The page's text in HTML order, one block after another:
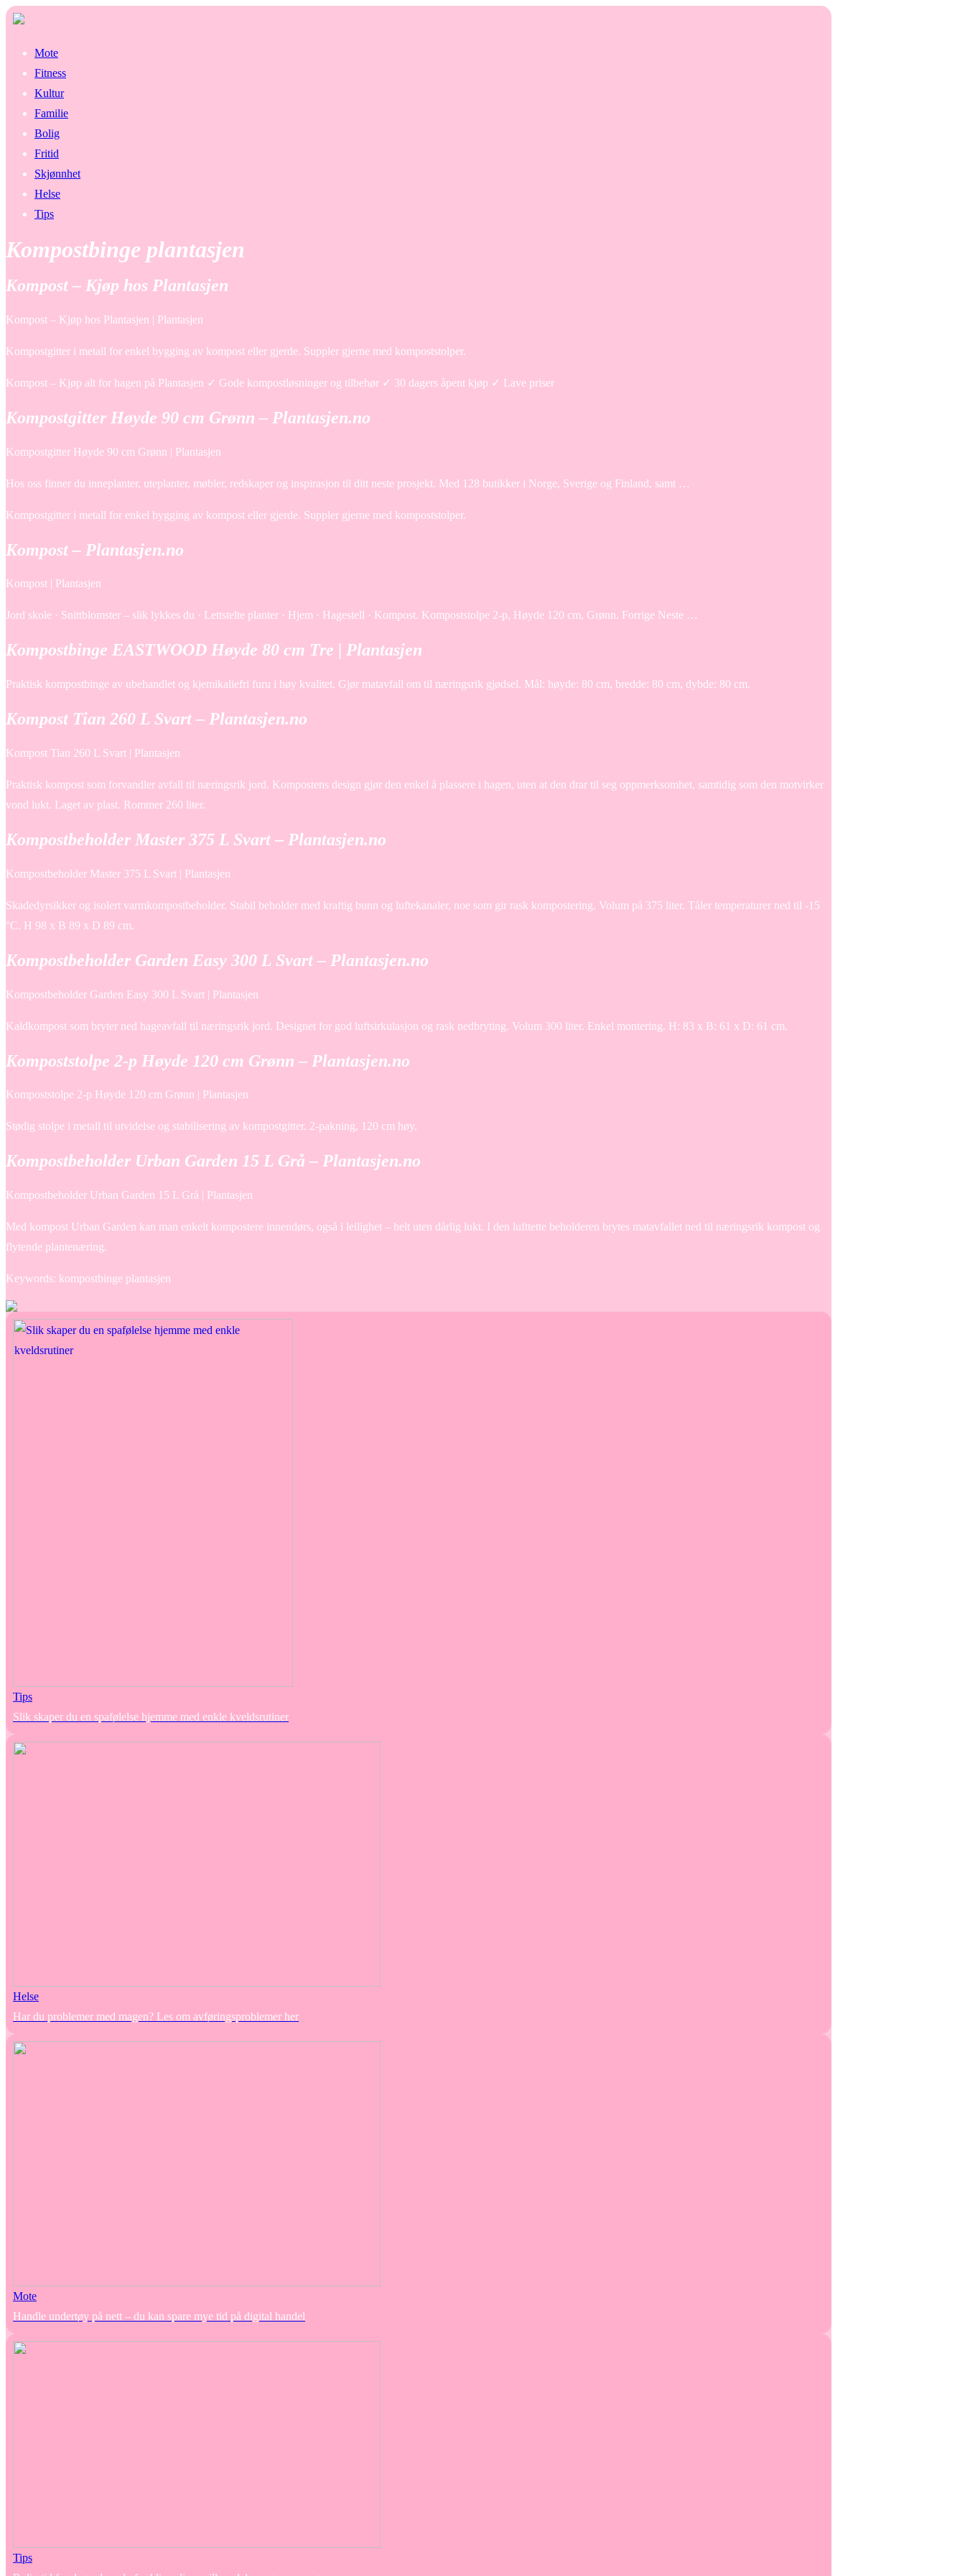
Mote
Fitness
Kultur
Familie
Bolig
Fritid
Skjønnhet
Helse
Tips
Kompostbinge plantasjen
Kompost – Kjøp hos Plantasjen
Kompost – Kjøp hos Plantasjen | Plantasjen
Kompostgitter i metall for enkel bygging av kompost eller gjerde. Suppler gjerne med kompoststolper.
Kompost – Kjøp alt for hagen på Plantasjen ✓ Gode kompostløsninger og tilbehør ✓ 30 dagers åpent kjøp ✓ Lave priser
Kompostgitter Høyde 90 cm Grønn – Plantasjen.no
Kompostgitter Høyde 90 cm Grønn | Plantasjen
Hos oss finner du inneplanter, uteplanter, møbler, redskaper og inspirasjon til ditt neste prosjekt. Med 128 butikker i Norge, Sverige og Finland, samt …
Kompostgitter i metall for enkel bygging av kompost eller gjerde. Suppler gjerne med kompoststolper.
Kompost – Plantasjen.no
Kompost | Plantasjen
Jord skole · Snittblomster – slik lykkes du · Lettstelte planter · Hjem · Hagestell · Kompost. Kompoststolpe 2-p, Høyde 120 cm, Grønn. Forrige Neste …
Kompostbinge EASTWOOD Høyde 80 cm Tre | Plantasjen
Praktisk kompostbinge av ubehandlet og kjemikaliefri furu i høy kvalitet. Gjør matavfall om til næringsrik gjødsel. Mål: høyde: 80 cm, bredde: 80 cm, dybde: 80 cm.
Kompost Tian 260 L Svart – Plantasjen.no
Kompost Tian 260 L Svart | Plantasjen
Praktisk kompost som forvandler avfall til næringsrik jord. Kompostens design gjør den enkel å plassere i hagen, uten at den drar til seg oppmerksomhet, samtidig som den motvirker
vond lukt. Laget av plast. Rommer 260 liter.
Kompostbeholder Master 375 L Svart – Plantasjen.no
Kompostbeholder Master 375 L Svart | Plantasjen
Skadedyrsikker og isolert varmkompostbeholder. Stabil beholder med kraftig bunn og luftekanaler, noe som gir rask kompostering. Volum på 375 liter. Tåler temperaturer ned til -15
°C. H 98 x B 89 x D 89 cm.
Kompostbeholder Garden Easy 300 L Svart – Plantasjen.no
Kompostbeholder Garden Easy 300 L Svart | Plantasjen
Kaldkompost som bryter ned hageavfall til næringsrik jord. Designet for god luftsirkulasjon og rask nedbryting. Volum 300 liter. Enkel montering. H: 83 x B: 61 x D: 61 cm.
Kompoststolpe 2-p Høyde 120 cm Grønn – Plantasjen.no
Kompoststolpe 2-p Høyde 120 cm Grønn | Plantasjen
Stødig stolpe i metall til utvidelse og stabilisering av kompostgitter. 2-pakning, 120 cm høy.
Kompostbeholder Urban Garden 15 L Grå – Plantasjen.no
Kompostbeholder Urban Garden 15 L Grå | Plantasjen
Med kompost Urban Garden kan man enkelt kompostere innendørs, også i leilighet – helt uten dårlig lukt. I den lufttette beholderen brytes matavfallet ned til næringsrik kompost og
flytende plantenæring.
Keywords: kompostbinge plantasjen
Tips
Slik skaper du en spafølelse hjemme med enkle kveldsrutiner
Helse
Har du problemer med magen? Les om avføringsproblemer her
Mote
Handle undertøy på nett – du kan spare mye tid på digital handel
Tips